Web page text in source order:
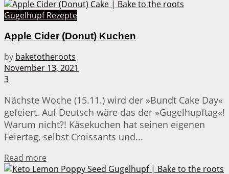
Gugelhupf Rezepte
Apple Cider (Donut) Kuchen
by baketotheroots
November 13, 2021
3
Nächste Woche (15.11.) wird der »Bundt Cake Day«
gefeiert. Auf Deutsch wäre das der »Gugelhupftag«!
Warum nicht?! Käsekuchen hat seinen eigenen
Feiertag, selbst Croissants und...
Read more